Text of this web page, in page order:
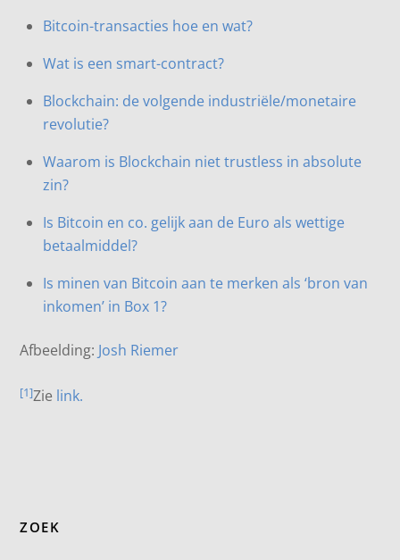
Bitcoin-transacties hoe en wat?
Wat is een smart-contract?
Blockchain: de volgende industriële/monetaire
revolutie?
Waarom is Blockchain niet trustless in absolute
zin?
Is Bitcoin en co. gelijk aan de Euro als wettige
betaalmiddel?
Is minen van Bitcoin aan te merken als ‘bron van
inkomen’ in Box 1?
Afbeelding: Josh Riemer
[1]Zie link.
ZOEK